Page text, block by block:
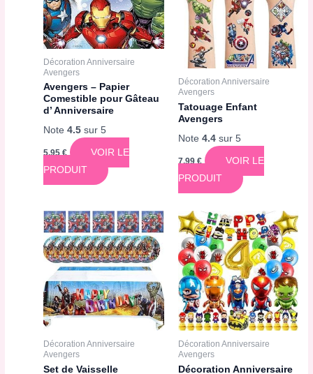
Décoration Anniversaire
Avengers
Avengers – Papier
Comestible pour Gâteau
d’ Anniversaire
Note4.5 sur 5
5,95€
VOIR LE
PRODUIT
Décoration Anniversaire
Avengers
Tatouage Enfant
Avengers
Note 4.4sur 5
7,99 €
VOIR LE
PRODUIT
Décoration Anniversaire
Avengers
Set de Vaisselle
Décoration Anniversaire
Avengers
Décoration Anniversaire